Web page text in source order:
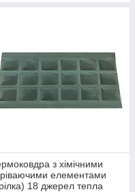
з хімічними
елементами
18 джерел тепла